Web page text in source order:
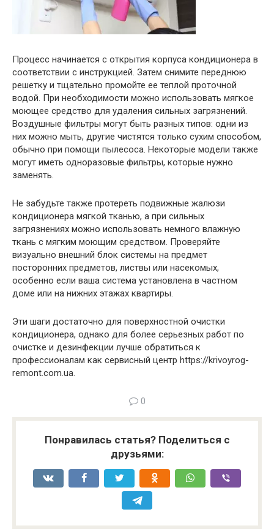
Процесс начинается с открытия корпуса кондиционера в
соответствии с инструкцией. Затем снимите переднюю
решетку и тщательно промойте ее теплой проточной
водой. При необходимости можно использовать мягкое
моющее средство для удаления сильных загрязнений.
Воздушные фильтры могут быть разных типов: одни из
них можно мыть, другие чистятся только сухим способом,
обычно при помощи пылесоса. Некоторые модели также
могут иметь одноразовые фильтры, которые нужно
заменять.
Не забудьте также протереть подвижные жалюзи
кондиционера мягкой тканью, а при сильных
загрязнениях можно использовать немного влажную
ткань с мягким моющим средством. Проверяйте
визуально внешний блок системы на предмет
посторонних предметов, листвы или насекомых,
особенно если ваша система установлена в частном
доме или на нижних этажах квартиры.
Эти шаги достаточно для поверхностной очистки
кондиционера, однако для более серьезных работ по
очистке и дезинфекции лучше обратиться к
профессионалам как сервисный центр https://krivoyrog-
remont.com.ua.
0
Понравилась статья? Поделиться с
друзьями: